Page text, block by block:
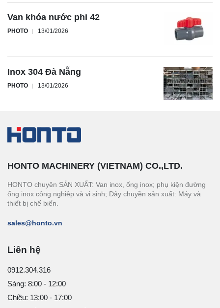
Van khóa nước phi 42
PHOTO 13/01/2026
Inox 304 Đà Nẵng
PHOTO 13/01/2026
HONTO MACHINERY (VIETNAM) CO.,LTD.
HONTO chuyên SẢN XUẤT: Van inox, ống inox; phụ kiện đường
ống inox công nghiệp và vi sinh; Dây chuyền sản xuất: Máy và
thiết bị chế biến.
sales@honto.vn
Liên hệ
0912.304.316
Sáng: 8:00 - 12:00
Chiều: 13:00 - 17:00